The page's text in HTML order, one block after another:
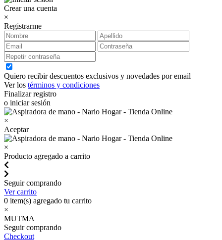
Crear una cuenta
×
Registrarme
Quiero recibir descuentos exclusivos y novedades por email
Ver los términos y condiciones
Finalizar registro
o iniciar sesión
×
Aceptar
×
Producto agregado a carrito
Seguir comprando
Ver carrito
0 item(s) agregado tu carrito
×
MUTMA
Seguir comprando
Checkout